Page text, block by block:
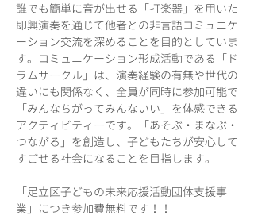
誰でも簡単に音が出せる「打楽器」を用いた
即興演奏を通じて他者との非言語コミュニケ
ーション交流を深めることを目的としていま
す。コミュニケーション形成活動である「ド
ラムサークル」は、演奏経験の有無や世代の
違いにも関係なく、全員が同時に参加可能で
「みんなちがってみんないい」を体感できる
アクティビティーです。「あそぶ・まなぶ・
つながる」を創造し、子どもたちが安心して
すごせる社会になることを目指します。
「足立区子どもの未来応援活動団体支援事
業」につき参加費無料です！！